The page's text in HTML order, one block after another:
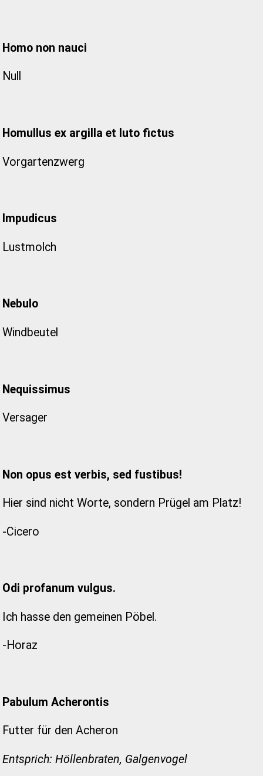
Homo non nauci
Null
Homullus ex argilla et luto fictus
Vorgartenzwerg
Impudicus
Lustmolch
Nebulo
Windbeutel
Nequissimus
Versager
Non opus est verbis, sed fustibus!
Hier sind nicht Worte, sondern Prügel am Platz!
-Cicero
Odi profanum vulgus.
Ich hasse den gemeinen Pöbel.
-Horaz
Pabulum Acherontis
Futter für den Acheron
Entsprich: Höllenbraten, Galgenvogel